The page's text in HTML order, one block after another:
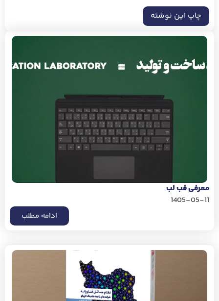
معرفی فب لب
1405-05-11
ادامه مطلب
چاپ این نوشته